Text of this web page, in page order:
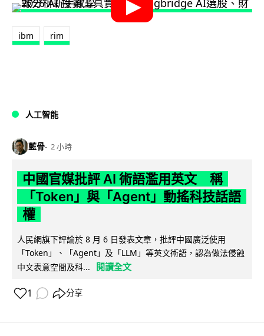
ibm rim
人工智能
藍骨 2 小時
中國官媒批評 AI 術語濫用英文 稱
「Token」與「Agent」動搖科技話語
權
人民網旗下評論於 8 月 6 日發表文章，批評中國廣泛使用
「Token」、「Agent」及「LLM」等英文術語，認為做法侵蝕
中文表意空間及科...
閱讀全文
1 分享